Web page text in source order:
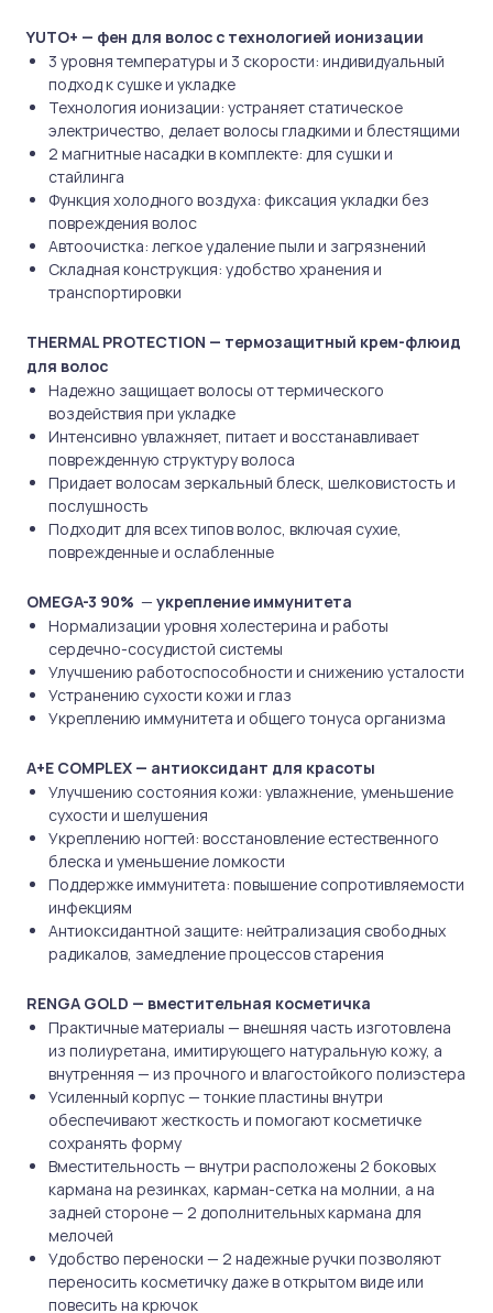
YUTO+ — фен для волос с технологией ионизации
3 уровня температуры и 3 скорости: индивидуальный
подход к сушке и укладке
Технология ионизации: устраняет статическое
электричество, делает волосы гладкими и блестящими
2 магнитные насадки в комплекте: для сушки и
стайлинга
Функция холодного воздуха: фиксация укладки без
повреждения волос
Автоочистка: легкое удаление пыли и загрязнений
Складная конструкция: удобство хранения и
транспортировки
THERMAL PROTECTION — термозащитный крем-флюид
для волос
Надежно защищает волосы от термического
воздействия при укладке
Интенсивно увлажняет, питает и восстанавливает
поврежденную структуру волоса
Придает волосам зеркальный блеск, шелковистость и
послушность
Подходит для всех типов волос, включая сухие,
поврежденные и ослабленные
OMEGA-3 90% — укрепление иммунитета
Нормализации уровня холестерина и работы
сердечно-сосудистой системы
Улучшению работоспособности и снижению усталости
Устранению сухости кожи и глаз
Укреплению иммунитета и общего тонуса организма
A+E COMPLEX — антиоксидант для красоты
Улучшению состояния кожи: увлажнение, уменьшение
сухости и шелушения
Укреплению ногтей: восстановление естественного
блеска и уменьшение ломкости
Поддержке иммунитета: повышение сопротивляемости
инфекциям
Антиоксидантной защите: нейтрализация свободных
радикалов, замедление процессов старения
RENGA GOLD — вместительная косметичка
Практичные материалы — внешняя часть изготовлена
из полиуретана, имитирующего натуральную кожу, а
внутренняя — из прочного и влагостойкого полиэстера
Усиленный корпус — тонкие пластины внутри
обеспечивают жесткость и помогают косметичке
сохранять форму
Вместительность — внутри расположены 2 боковых
кармана на резинках, карман-сетка на молнии, а на
задней стороне — 2 дополнительных кармана для
мелочей
Удобство переноски — 2 надежные ручки позволяют
переносить косметичку даже в открытом виде или
повесить на крючок